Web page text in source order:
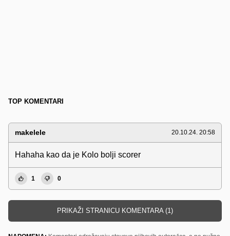
TOP KOMENTARI
makelele 20.10.24. 20:58
Hahaha kao da je Kolo bolji scorer
1 0
PRIKAŽI STRANICU KOMENTARA (1)